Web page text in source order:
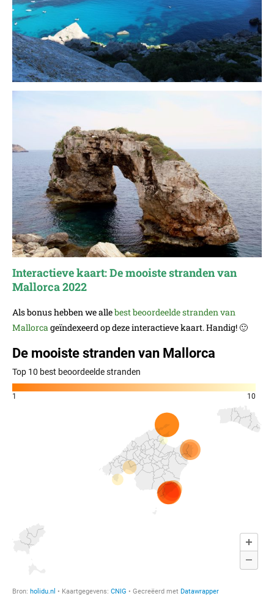
Interactieve kaart: De mooiste stranden van
Mallorca 2022
Als bonus hebben we allebest beoordeelde stranden van
Mallorcageïndexeerd op deze interactieve kaart. Handig! 🙂